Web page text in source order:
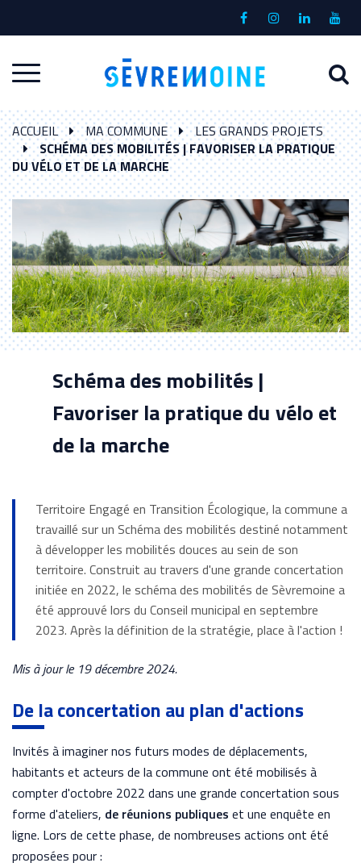
Lien
compte
Lien
Lien
compte
Lien
la
Aller
à
la
navigation
à
ACCUEIL MA COMMUNE
LES GRANDS PROJETS
SCHÉMA DES MOBILITÉS | FAVORISER LA PRATIQUE
DU VÉLO ET DE LA MARCHE
Schéma des mobilités |
Favoriser la pratique du vélo et
de la marche
Territoire Engagé en Transition Écologique, la commune a
travaillé sur un Schéma des mobilités destiné notamment
à développer les mobilités douces au sein de son
territoire. Construit au travers d'une grande concertation
initiée en 2022, le schéma des mobilités de Sèvremoine a
été approuvé lors du Conseil municipal en septembre
2023. Après la définition de la stratégie, place à l'action !
Mis à jour le 19 décembre 2024.
De la concertation au plan d'actions
Invités à imaginer nos futurs modes de déplacements,
habitants et acteurs de la commune ont été mobilisés à
compter d'octobre 2022 dans une grande concertation sous
forme d'ateliers, de réunions publiques et une enquête en
ligne. Lors de cette phase, de nombreuses actions ont été
proposées pour :